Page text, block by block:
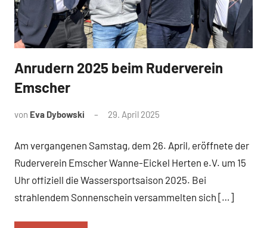
News
Anrudern 2025 beim Ruderverein
Emscher
von Eva Dybowski 29. April 2025
Am vergangenen Samstag, dem 26. April, eröffnete der
Ruderverein Emscher Wanne-Eickel Herten e.V. um 15
Uhr offiziell die Wassersportsaison 2025. Bei
strahlendem Sonnenschein versammelten sich […]